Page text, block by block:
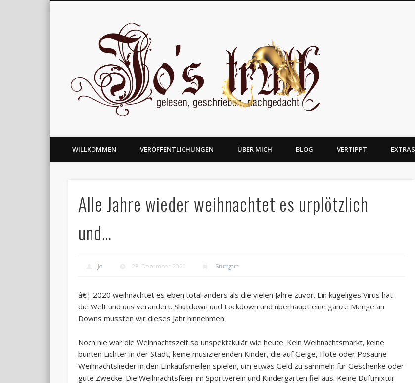
gelesen, geschrieben und nachgedacht
WILLKOMMEN VERÖFFENTLICHUNGEN ÜBER MICH BLOG VERTIPPT EXTRAS
Alle Jahre wieder weihnachtet es urplötzlich
und…
Jo 23. Dezember 2020 Stuttgart
â€¦ 2020 weihnachtet es eben total anders als die vielen Jahre zuvor. Ein kugeliges Virus hat
die Welt und uns verändert. Shutdown und Lockdown und überhaupt eine ganze Menge an
Downs mussten wir dieses Jahr hinnehmen.
Noch nie war die Weihnachtszeit so unspektakulär wie heute. Kein Weihnachtsmarkt, keine
bunten Lichter in der Stadt, keine musizierenden Kinder, die auf Geige, Flöte oder Posaune
Weihnachtslieder in den Einkaufsmeilen spielen, um etwas Geld zu sammeln für Geschenke oder
gute Zwecke. Die Weihnachtsfeier im Sportverein und Kindergarten fiel aus. Keine Duftmixtur